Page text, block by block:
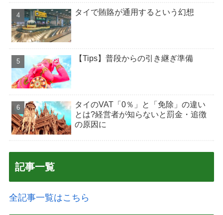
タイで賄賂が通用するという幻想
【Tips】普段からの引き継ぎ準備
タイのVAT「0％」と「免除」の違い
とは?経営者が知らないと罰金・追徴
の原因に
記事一覧
全記事一覧はこちら